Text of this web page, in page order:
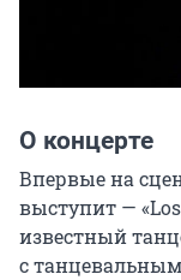
О концерте
Впервые на
выступит —
известный
с танцевальным